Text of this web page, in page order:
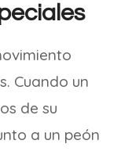
Cuando un
de su
a un peón